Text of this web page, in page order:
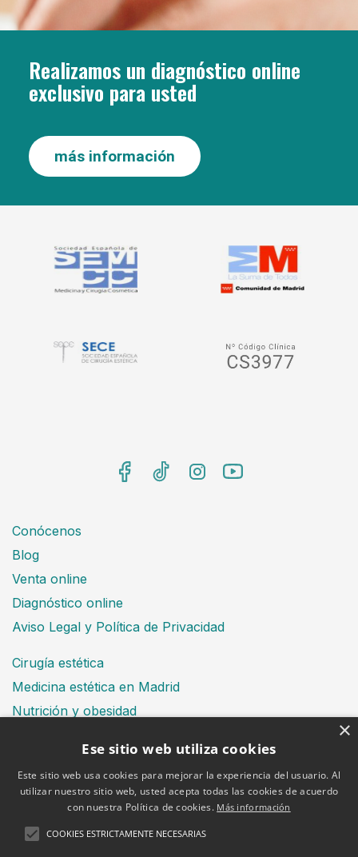
Realizamos un diagnóstico online
exclusivo para usted
más información
Conócenos
Blog
Venta online
Diagnóstico online
Aviso Legal y Política de Privacidad
Cirugía estética
Medicina estética en Madrid
Nutrición y obesidad
Financiación
Política de cookies
×
Ese sitio web utiliza cookies
Este sitio web usa cookies para mejorar la experiencia del usuario. Al
utilizar nuestro sitio web, usted acepta todas las cookies de acuerdo
con nuestra Política de cookies. Más información
COOKIES ESTRICTAMENTE NECESARIAS